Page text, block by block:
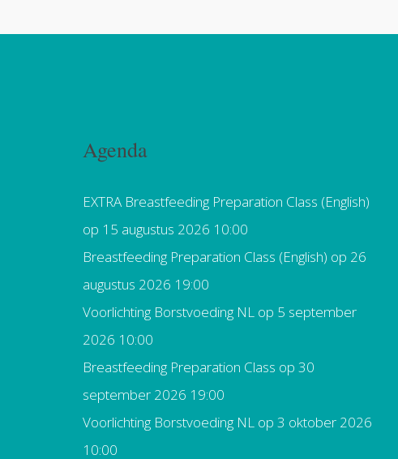
Agenda
EXTRA Breastfeeding Preparation Class (English)
op 15 augustus 2026 10:00
Breastfeeding Preparation Class (English) op 26
augustus 2026 19:00
Voorlichting Borstvoeding NL op 5 september
2026 10:00
Breastfeeding Preparation Class op 30
september 2026 19:00
Voorlichting Borstvoeding NL op 3 oktober 2026
10:00